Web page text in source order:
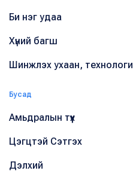
Би нэг удаа
Хүний багш
Шинжлэх ухаан, технологи
Бусад
Амьдралын түүх
Цэгцтэй Сэтгэх
Дэлхий